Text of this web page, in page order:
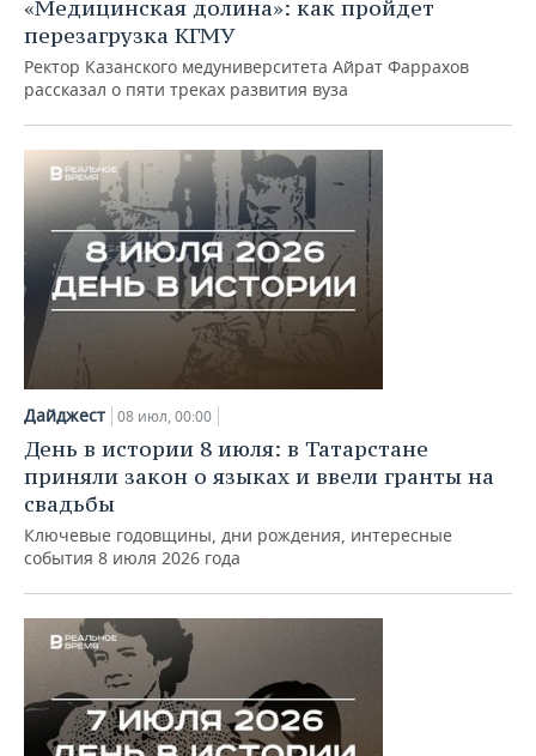
«Медицинская долина»: как пройдет
перезагрузка КГМУ
Ректор Казанского медуниверситета Айрат Фаррахов
рассказал о пяти треках развития вуза
Дайджест 08 июл, 00:00
День в истории 8 июля: в Татарстане
приняли закон о языках и ввели гранты на
свадьбы
Ключевые годовщины, дни рождения, интересные
события 8 июля 2026 года